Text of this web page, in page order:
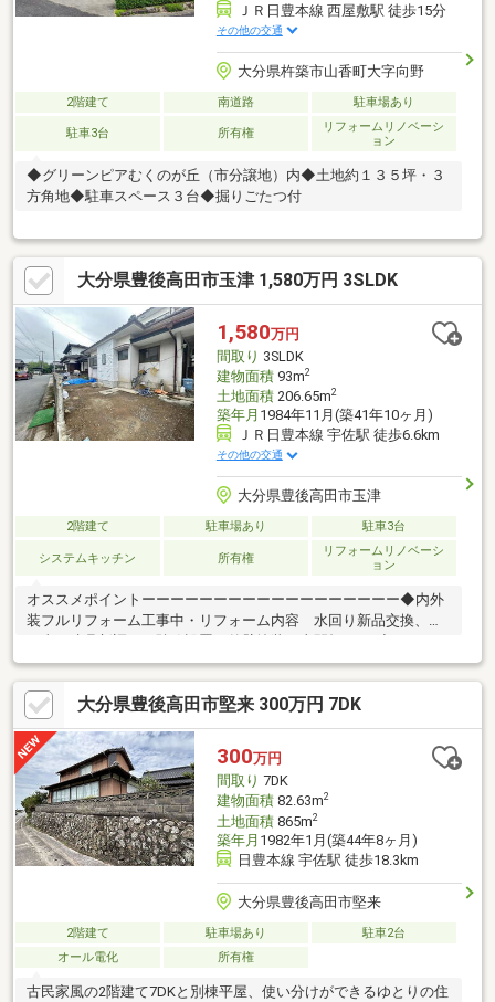
ＪＲ日豊本線 西屋敷駅 徒歩15分
その他の交通
大分県杵築市山香町大字向野
2階建て 南道路 駐車場あり
駐車3台 所有権
リフォームリノベーシ
ョン
◆グリーンピアむくのが丘（市分譲地）内◆土地約１３５坪・３
方角地◆駐車スペース３台◆掘りごたつ付
大分県豊後高田市玉津 1,580万円 3SLDK
1,580万円
間取り 3SLDK
建物面積93m2
土地面積206.65m2
築年月 1984年11月(築41年10ヶ月)
ＪＲ日豊本線 宇佐駅 徒歩6.6km
その他の交通
大分県豊後高田市玉津
2階建て 駐車場あり 駐車3台
システムキッチン 所有権
リフォームリノベーシ
ョン
オススメポイントーーーーーーーーーーーーーーーーーー◆内外
装フルリフォーム工事中・リフォーム内容 水回り新品交換、床
ルまで徒歩圏内の立地◆駐車場3台分駐車可能◆上下水道完備付
帯設備ーーーーーーーーーーーーーーーーーーーーーー◆上下水
道◆食器洗浄乾燥機◆浴室暖房・乾燥機教育・学校ーーーーーー
ーーーーーーーーーーーーーーー◆桂陽小学校 約徒歩14分◆高
田中学校 約徒歩19分
大分県豊後高田市堅来 300万円 7DK
300万円
間取り 7DK
建物面積82.63m2
土地面積865m2
築年月 1982年1月(築44年8ヶ月)
日豊本線 宇佐駅 徒歩18.3km
大分県豊後高田市堅来
2階建て 駐車場あり
駐車2台
オール電化
所有権
古民家風の2階建て7DKと別棟平屋、使い分けができるゆとりの住